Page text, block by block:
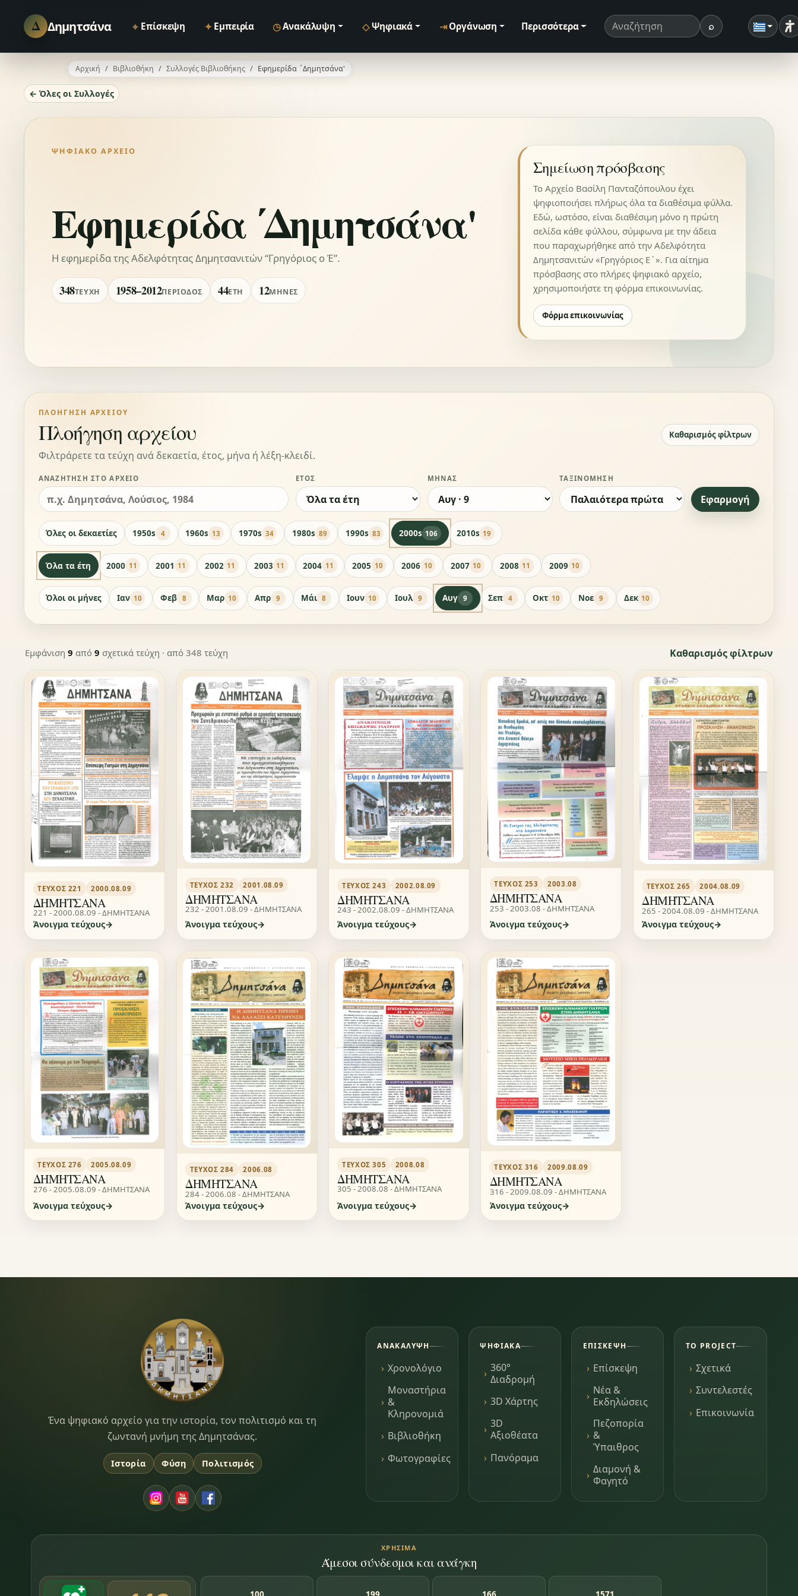
Δ Δημητσάνα ⌖ Επίσκεψη ✦ Εμπειρία ◷Ανακάλυψη ◇ Ψηφιακά ⇥ Οργάνωση Περισσότερα Όρος αναζήτησης ⌕Αναζήτηση
Αρχική Βιβλιοθήκη Συλλογές Βιβλιοθήκης Εφημερίδα ΄Δημητσάνα'
← Όλες οι Συλλογές
ΨΗΦΙΑΚΌ ΑΡΧΕΊΟ
Εφημερίδα ΄Δημητσάνα'
Η εφημερίδα της Αδελφότητας Δημητσανιτών “Γρηγόριος ο Έ”.
348ΤΕΎΧΗ 1958–2012ΠΕΡΊΟΔΟΣ 44ΈΤΗ 12ΜΉΝΕΣ
Σημείωση πρόσβασης
Το Αρχείο Βασίλη Πανταζόπουλου έχει
ψηφιοποιήσει πλήρως όλα τα διαθέσιμα φύλλα.
Εδώ, ωστόσο, είναι διαθέσιμη μόνο η πρώτη
σελίδα κάθε φύλλου, σύμφωνα με την άδεια
που παραχωρήθηκε από την Αδελφότητα
Δημητσανιτών «Γρηγόριος Ε΄». Για αίτημα
πρόσβασης στο πλήρες ψηφιακό αρχείο,
χρησιμοποιήστε τη φόρμα επικοινωνίας.
Φόρμα επικοινωνίας
ΠΛΟΉΓΗΣΗ ΑΡΧΕΊΟΥ
Πλοήγηση αρχείου
Φιλτράρετε τα τεύχη ανά δεκαετία, έτος, μήνα ή λέξη-κλειδί.
Καθαρισμός φίλτρων
ΑΝΑΖΉΤΗΣΗ ΣΤΟ ΑΡΧΕΊΟ ΈΤΟΣ ΜΉΝΑΣ ΤΑΞΙΝΌΜΗΣΗ
Εφαρμογή
Όλες οι δεκαετίες 1950s 4 1960s 13 1970s 34 1980s 89 1990s 83 2000s 106 2010s 19
Όλα τα έτη 2000 11 2001 11 2002 11 2003 11 2004 11 2005 10 2006 10 2007 10 2008 11 2009 10
Όλοι οι μήνες Ιαν 10 Φεβ 8 Μαρ 10 Απρ 9 Μάι 8 Ιουν 10 Ιουλ 9 Αυγ 9 Σεπ 4 Οκτ 10 Νοε 9 Δεκ 10
Εμφάνιση 9 από 9 σχετικά τεύχη · από 348 τεύχη Καθαρισμός φίλτρων
ΤΕΎΧΟΣ 221 2000.08.09
ΔΗΜΗΤΣΑΝΑ
221 - 2000.08.09 - ΔΗΜΗΤΣΑΝΑ
Άνοιγμα τεύχους
ΤΕΎΧΟΣ 232 2001.08.09
ΔΗΜΗΤΣΑΝΑ
232 - 2001.08.09 - ΔΗΜΗΤΣΑΝΑ
Άνοιγμα τεύχους
ΤΕΎΧΟΣ 243 2002.08.09
ΔΗΜΗΤΣΑΝΑ
243 - 2002.08.09 - ΔΗΜΗΤΣΑΝΑ
Άνοιγμα τεύχους
ΤΕΎΧΟΣ 253 2003.08
ΔΗΜΗΤΣΑΝΑ
253 - 2003.08 - ΔΗΜΗΤΣΑΝΑ
Άνοιγμα τεύχους
ΤΕΎΧΟΣ 265 2004.08.09
ΔΗΜΗΤΣΑΝΑ
265 - 2004.08.09 - ΔΗΜΗΤΣΑΝΑ
Άνοιγμα τεύχους
ΤΕΎΧΟΣ 276 2005.08.09
ΔΗΜΗΤΣΑΝΑ
276 - 2005.08.09 - ΔΗΜΗΤΣΑΝΑ
Άνοιγμα τεύχους
ΤΕΎΧΟΣ 284 2006.08
ΔΗΜΗΤΣΑΝΑ
284 - 2006.08 - ΔΗΜΗΤΣΑΝΑ
Άνοιγμα τεύχους
ΤΕΎΧΟΣ 305 2008.08
ΔΗΜΗΤΣΑΝΑ
305 - 2008.08 - ΔΗΜΗΤΣΑΝΑ
Άνοιγμα τεύχους
ΤΕΎΧΟΣ 316 2009.08.09
ΔΗΜΗΤΣΑΝΑ
316 - 2009.08.09 - ΔΗΜΗΤΣΑΝΑ
Άνοιγμα τεύχους
Dimitsana.gr
Ένα ψηφιακό αρχείο για την ιστορία, τον πολιτισμό και τη
ζωντανή μνήμη της Δημητσάνας.
Ιστορία Φύση Πολιτισμός
ΑΝΑΚΆΛΥΨΗ
Χρονολόγιο
Μοναστήρια
&
Κληρονομιά
Βιβλιοθήκη
Φωτογραφίες
ΨΗΦΙΑΚΆ
360°
Διαδρομή
3D Χάρτης
3D
Αξιοθέατα
Πανόραμα
ΕΠΊΣΚΕΨΗ
Επίσκεψη
Νέα &
Εκδηλώσεις
Πεζοπορία
&
Ύπαιθρος
Διαμονή &
Φαγητό
ΤΟ PROJECT
Σχετικά
Συντελεστές
Επικοινωνία
ΧΡΉΣΙΜΑ
Άμεσοι σύνδεσμοι και ανάγκη